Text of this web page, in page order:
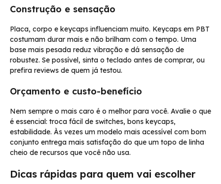
Construção e sensação
Placa, corpo e keycaps influenciam muito. Keycaps em PBT
costumam durar mais e não brilham com o tempo. Uma
base mais pesada reduz vibração e dá sensação de
robustez. Se possível, sinta o teclado antes de comprar, ou
prefira reviews de quem já testou.
Orçamento e custo-benefício
Nem sempre o mais caro é o melhor para você. Avalie o que
é essencial: troca fácil de switches, bons keycaps,
estabilidade. Às vezes um modelo mais acessível com bom
conjunto entrega mais satisfação do que um topo de linha
cheio de recursos que você não usa.
Dicas rápidas para quem vai escolher